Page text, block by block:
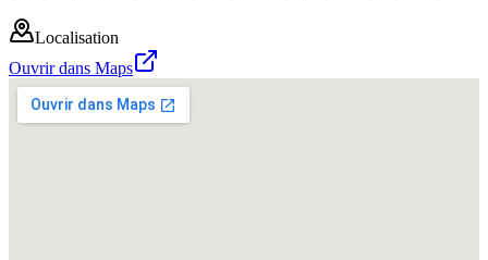
Localisation
Ouvrir dans Maps